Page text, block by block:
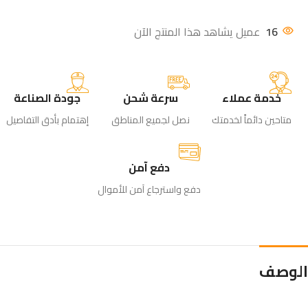
16 عميل يشاهد هذا المنتج الآن
خدمة عملاء
متاحين دائماً لخدمتك
سرعة شحن
نصل لجميع المناطق
جودة الصناعة
إهتمام بأدق التفاصيل
دفع آمن
دفع واسترجاع آمن للأموال
الوصف